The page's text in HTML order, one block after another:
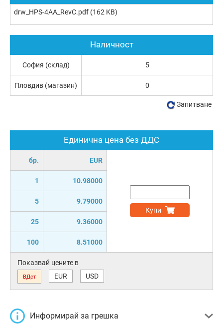
drw_HPS-4AA_RevC.pdf (162 KB)
Единична цена без ДДС
бр. EUR
1 10.98000
5 9.79000
25 9.36000
100 8.51000
Купи
Показвай цените в
ВДст EUR USD
Информирай за грешка
Наличност
София (склад) 5
Пловдив (магазин) 0
Запитване